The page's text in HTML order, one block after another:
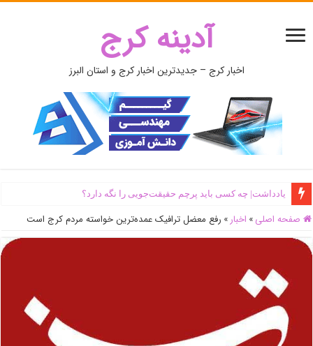
آدینه کرج
اخبار کرج – جدیدترین اخبار کرج و استان البرز
یادداشت| ‌چه کسی باید پرچم حقیقت‌جویی را نگه دارد؟
صفحه اصلی » اخبار » رفع معضل ترافیک عمده‌ترین خواسته مردم کرج است